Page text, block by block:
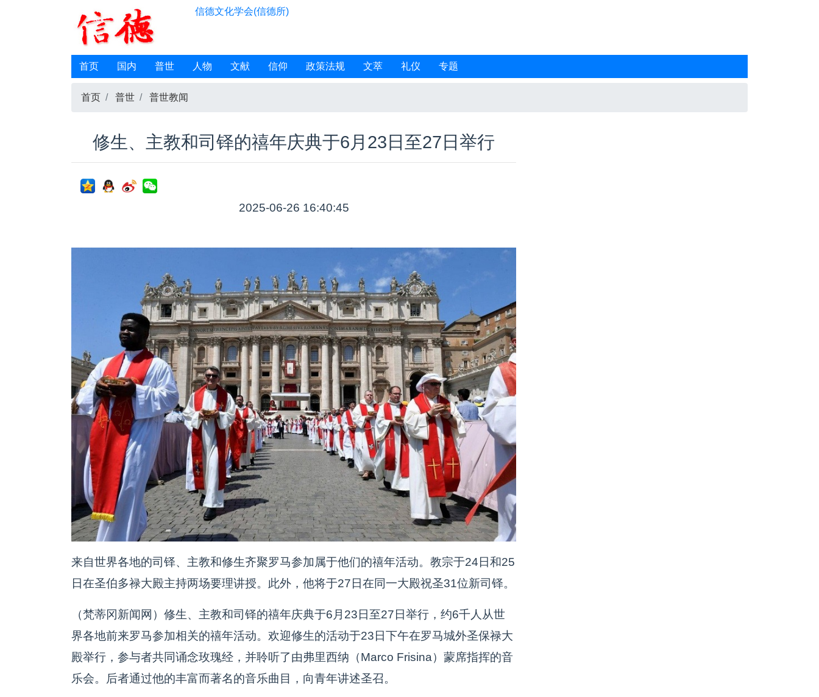
信德文化学会(信德所)
首页 国内 普世 人物 文献 信仰 政策法规 文萃 礼仪 专题
首页 普世 普世教闻
修生、主教和司铎的禧年庆典于6月23日至27日举行
2025-06-26 16:40:45
来自世界各地的司铎、主教和修生齐聚罗马参加属于他们的禧年活动。教宗于24日和25
日在圣伯多禄大殿主持两场要理讲授。此外，他将于27日在同一大殿祝圣31位新司铎。
（梵蒂冈新闻网）修生、主教和司铎的禧年庆典于6月23日至27日举行，约6千人从世
界各地前来罗马参加相关的禧年活动。欢迎修生的活动于23日下午在罗马城外圣保禄大
殿举行，参与者共同诵念玫瑰经，并聆听了由弗里西纳（Marco Frisina）蒙席指挥的音
乐会。后者通过他的丰富而著名的音乐曲目，向青年讲述圣召。